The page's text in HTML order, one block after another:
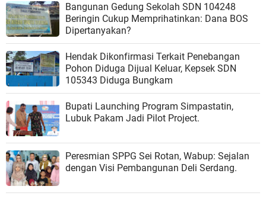
Bangunan Gedung Sekolah SDN 104248
Beringin Cukup Memprihatinkan: Dana BOS
Dipertanyakan?
Hendak Dikonfirmasi Terkait Penebangan
Pohon Diduga Dijual Keluar, Kepsek SDN
105343 Diduga Bungkam
Bupati Launching Program Simpastatin,
Lubuk Pakam Jadi Pilot Project.
Peresmian SPPG Sei Rotan, Wabup: Sejalan
dengan Visi Pembangunan Deli Serdang.